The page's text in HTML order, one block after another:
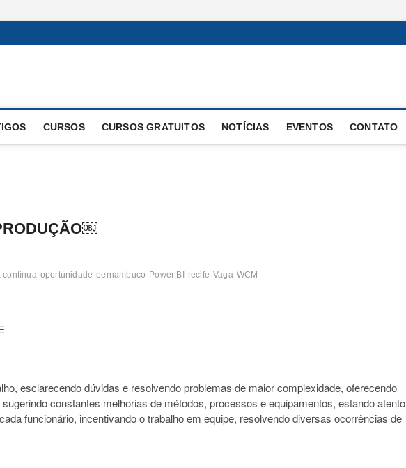
CURSOS CURSOS GRATUITOS NOTÍCIAS EVENTOS CONTATO
contínua oportunidade pernambuco Power BI recife Vaga WCM
esclarecendo dúvidas e resolvendo problemas de maior complexidade, oferecendo
constantes melhorias de métodos, processos e equipamentos, estando atento
funcionário, incentivando o trabalho em equipe, resolvendo diversas ocorrências de